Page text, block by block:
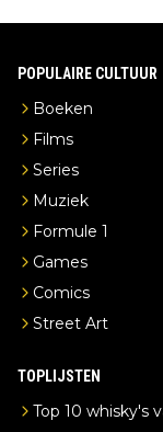
POPULAIRE CULTUUR
Boeken
Films
Series
Muziek
Formule 1
Games
Comics
Street Art
TOPLIJSTEN
Top 10 whisky's